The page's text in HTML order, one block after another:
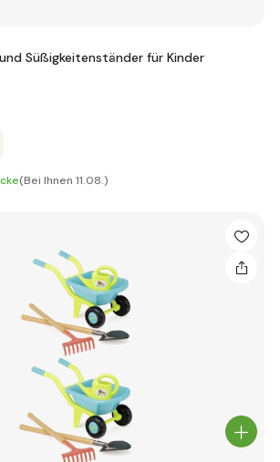
Süßigkeitenständer für Kinder
(Bei Ihnen 11.08.)